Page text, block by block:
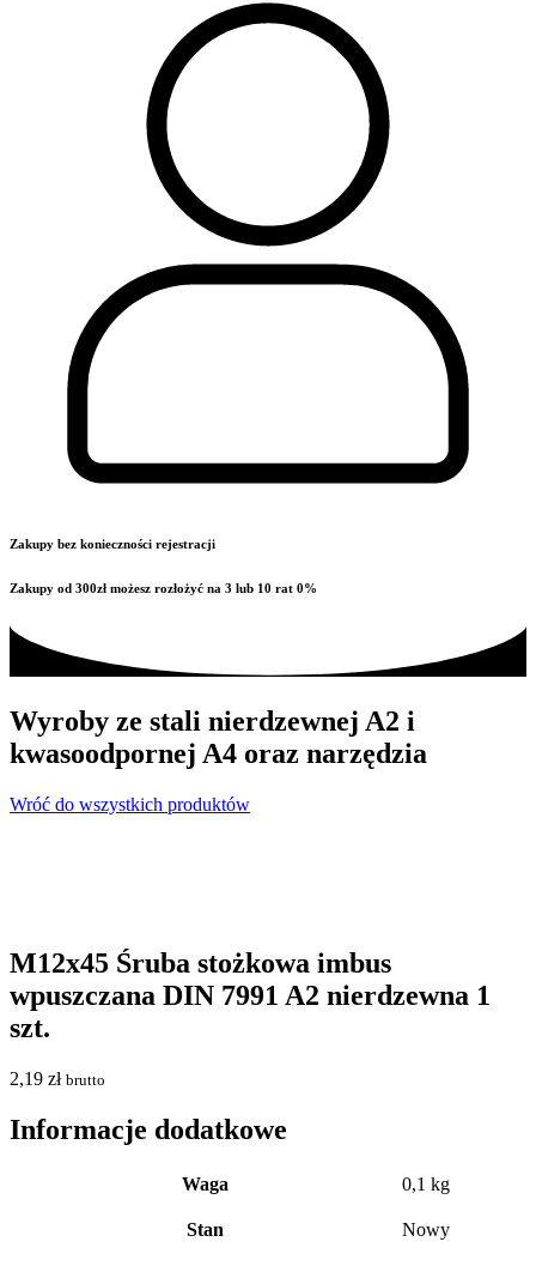
Zakupy bez konieczności rejestracji
Zakupy od 300zł możesz rozłożyć na 3 lub 10 rat 0%
Wyroby ze stali nierdzewnej A2 i
kwasoodpornej A4 oraz narzędzia
Wróć do wszystkich produktów
M12x45 Śruba stożkowa imbus
wpuszczana DIN 7991 A2 nierdzewna 1
szt.
2,19 zł brutto
Informacje dodatkowe
Waga 0,1 kg
Stan Nowy